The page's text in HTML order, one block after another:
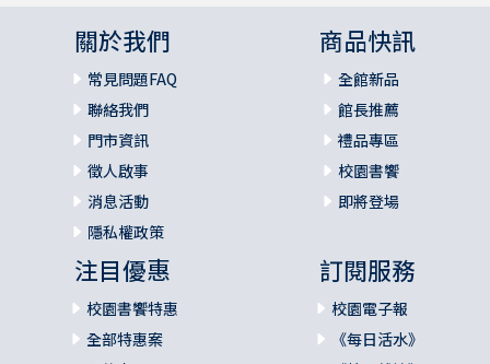
關於我們
常見問題FAQ
聯絡我們
門市資訊
徵人啟事
消息活動
隱私權政策
商品快訊
全館新品
館長推薦
禮品專區
校園書饗
即將登場
注目優惠
校園書饗特惠
全部特惠案
訂閱服務
校園電子報
《每日活水》